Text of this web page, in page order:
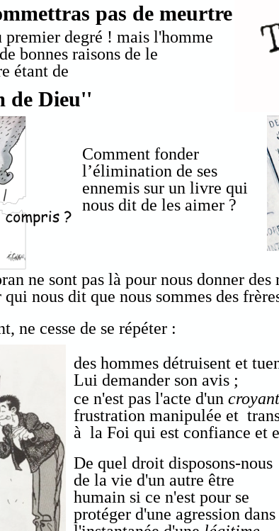
pas de meurtre
de Dieu''
Comment fonder
l’élimination de ses
ennemis sur un livre qui
nous dit de les aimer ?
des hommes détruisent et
Lui demander son avis ;
premier degré ! mais l'homme
bonnes raisons de le
étant de
ne cesse de se répéter :
De quel droit disposons-nous
de la vie d'un autre être
humain si ce n'est pour se
protéger d'une agression dans
ce n'est pas l'acte d'un
frustration manipulée et
à la Foi qui est confiance et
ne sont pas là pour nous donner des
nous dit que nous sommes des